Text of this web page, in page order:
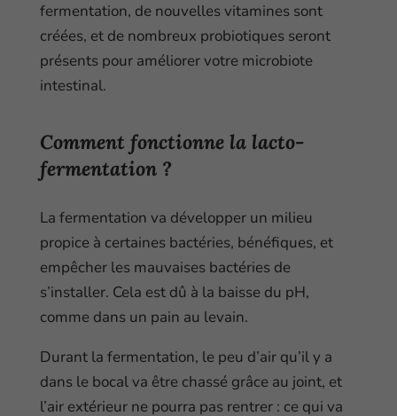
fermentation, de nouvelles vitamines sont
créées, et de nombreux probiotiques seront
présents pour améliorer votre microbiote
intestinal.
Comment fonctionne la lacto-
fermentation?
La fermentation va développer un milieu
propice à certaines bactéries, bénéfiques, et
empêcher les mauvaises bactéries de
s’installer. Cela est dû à la baisse du pH,
comme dans un pain au levain.
Durant la fermentation, le peu d’air qu’il y a
dans le bocal va être chassé grâce au joint, et
l’air extérieur ne pourra pas rentrer : ce qui va